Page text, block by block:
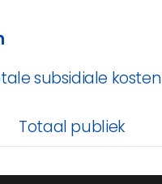
subsidiale kosten
Totaal publiek